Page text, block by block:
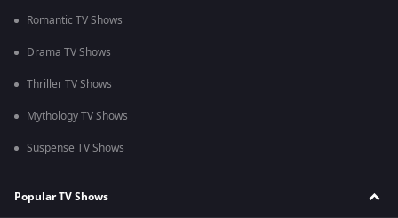
Romantic TV Shows
Drama TV Shows
Thriller TV Shows
Mythology TV Shows
Suspense TV Shows
Popular TV Shows